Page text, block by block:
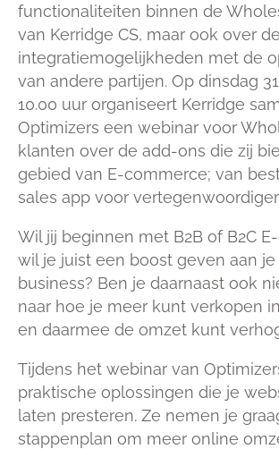
functionaliteiten binnen de
van Kerridge CS, maar ook over de
integratiemogelijkheden met de
van andere partijen. Op dinsdag
10.00 uur organiseert Kerridge
Optimizers een webinar voor
klanten over de add-ons die zij
gebied van E-commerce; van
sales app voor
Wil jij beginnen met B2B of B2C
wil je juist een boost geven aan
business? Ben je daarnaast ook
naar hoe je meer kunt verkopen
en daarmee de omzet kunt
Tijdens het webinar van
praktische oplossingen die je
laten presteren. Ze nemen je
stappenplan om meer online